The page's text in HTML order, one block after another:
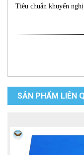
Tiêu chuẩn khuyến
SẢN PHẨM LIÊN